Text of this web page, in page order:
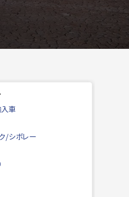
車
/シボレー